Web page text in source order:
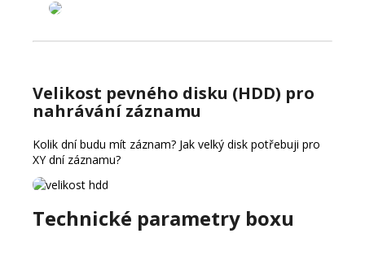
Velikost pevného disku (HDD) pro
nahrávání záznamu
Kolik dní budu mít záznam? Jak velký disk potřebuji pro
XY dní záznamu?
Technické parametry boxu